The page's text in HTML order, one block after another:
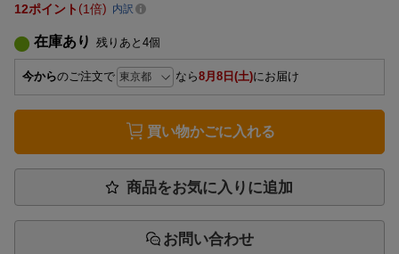
12ポイント 1倍 内訳
在庫あり 残りあと 4個
今からのご注文で なら8月8日(土)にお届け
買い物かごに入れる
商品をお気に入りに追加
お問い合わせ